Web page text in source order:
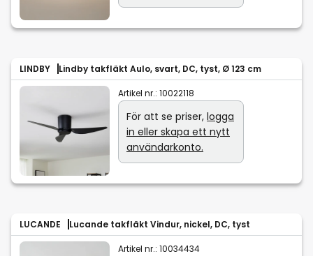
LINDBY Lindby takfläkt Aulo, svart, DC, tyst, Ø 123 cm
Artikel nr.: 10022118
För att se priser, logga
in eller skapa ett nytt
användarkonto.
LUCANDE Lucande takfläkt Vindur, nickel, DC, tyst
Artikel nr.: 10034434